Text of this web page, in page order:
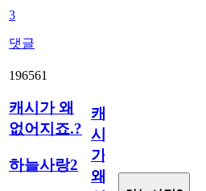
3
댓글
196561
캐시가 왜
없어지죠.?
하늘사랑2
캐
시
가
왜